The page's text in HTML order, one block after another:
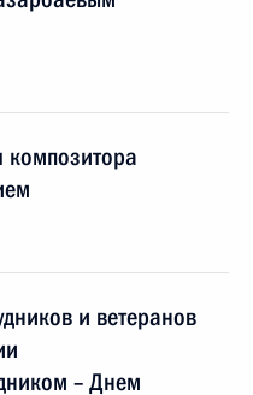
композитора
и ветеранов
– Днем